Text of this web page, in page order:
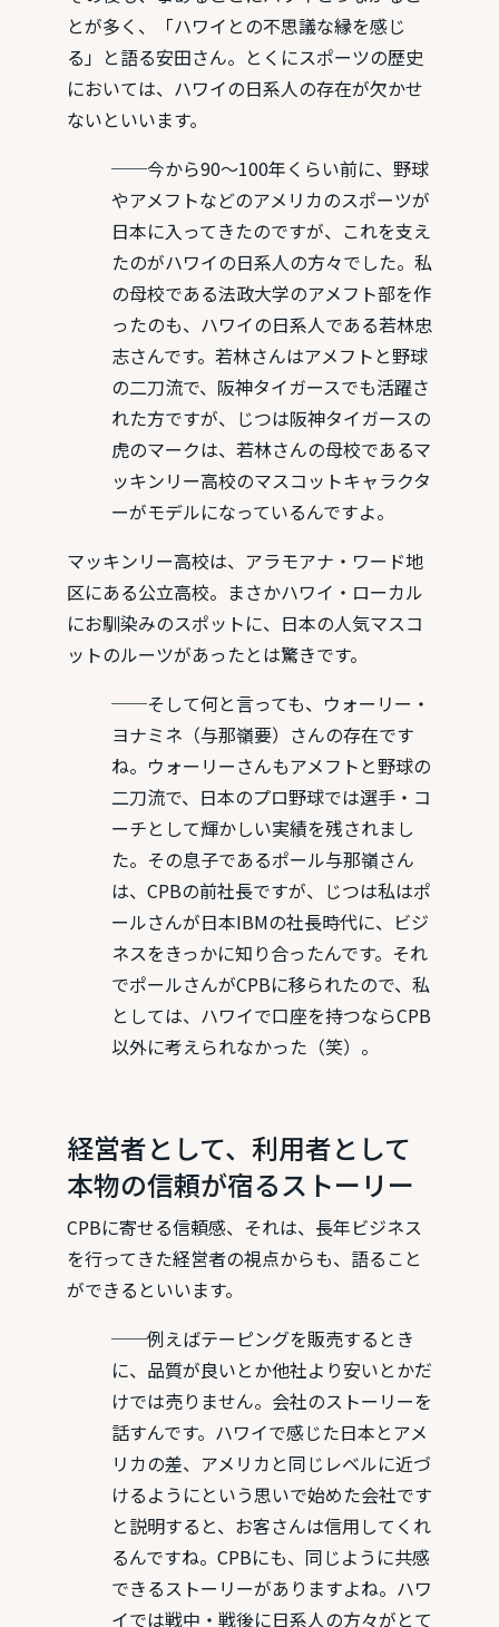
とが多く、「ハワイとの不思議な縁を感じ
る」と語る安田さん。とくにスポーツの歴史
においては、ハワイの日系人の存在が欠かせ
ないといいます。
──今から90〜100年くらい前に、野球
やアメフトなどのアメリカのスポーツが
日本に入ってきたのですが、これを支え
たのがハワイの日系人の方々でした。私
の母校である法政大学のアメフト部を作
ったのも、ハワイの日系人である若林忠
志さんです。若林さんはアメフトと野球
の二刀流で、阪神タイガースでも活躍さ
れた方ですが、じつは阪神タイガースの
虎のマークは、若林さんの母校であるマ
ッキンリー高校のマスコットキャラクタ
ーがモデルになっているんですよ。
マッキンリー高校は、アラモアナ・ワード地
区にある公立高校。まさかハワイ・ローカル
にお馴染みのスポットに、日本の人気マスコ
ットのルーツがあったとは驚きです。
──そして何と言っても、ウォーリー・
ヨナミネ（与那嶺要）さんの存在です
ね。ウォーリーさんもアメフトと野球の
二刀流で、日本のプロ野球では選手・コ
ーチとして輝かしい実績を残されまし
た。その息子であるポール与那嶺さん
は、CPBの前社長ですが、じつは私はポ
ールさんが日本IBMの社長時代に、ビジ
ネスをきっかに知り合ったんです。それ
でポールさんがCPBに移られたので、私
としては、ハワイで口座を持つならCPB
以外に考えられなかった（笑）。
経営者として、利用者として
本物の信頼が宿るストーリー
CPBに寄せる信頼感、それは、長年ビジネス
を行ってきた経営者の視点からも、語ること
ができるといいます。
──例えばテーピングを販売するとき
に、品質が良いとか他社より安いとかだ
けでは売りません。会社のストーリーを
話すんです。ハワイで感じた日本とアメ
リカの差、アメリカと同じレベルに近づ
けるようにという思いで始めた会社です
と説明すると、お客さんは信用してくれ
るんですね。CPBにも、同じように共感
できるストーリーがありますよね。ハワ
イでは戦中・戦後に日系人の方々がとて